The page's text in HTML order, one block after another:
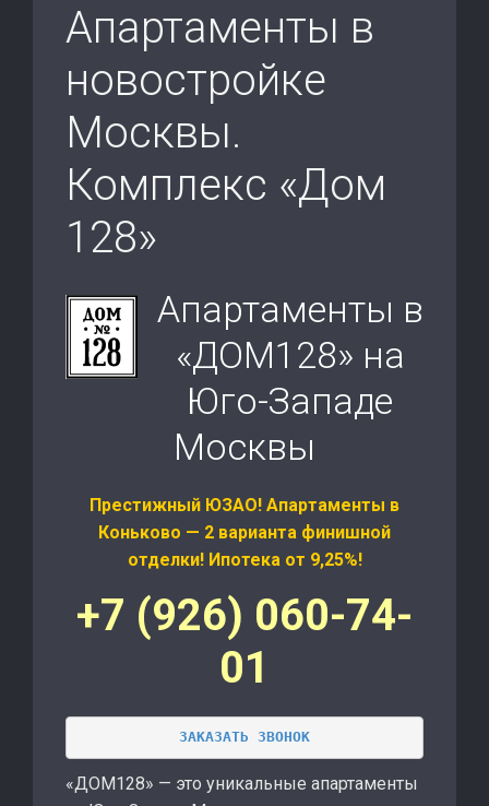
Апартаменты в
новостройке
Москвы.
Комплекс «Дом
128»
Апартаменты в
«ДОМ128» на
Юго-Западе
Москвы
Престижный ЮЗАО! Апартаменты в
Коньково — 2 варианта финишной
отделки! Ипотека от 9,25%!
+7 (926) 060-74-
01
ЗАКАЗАТЬ ЗВОНОК
«ДОМ128» — это уникальные апартаменты